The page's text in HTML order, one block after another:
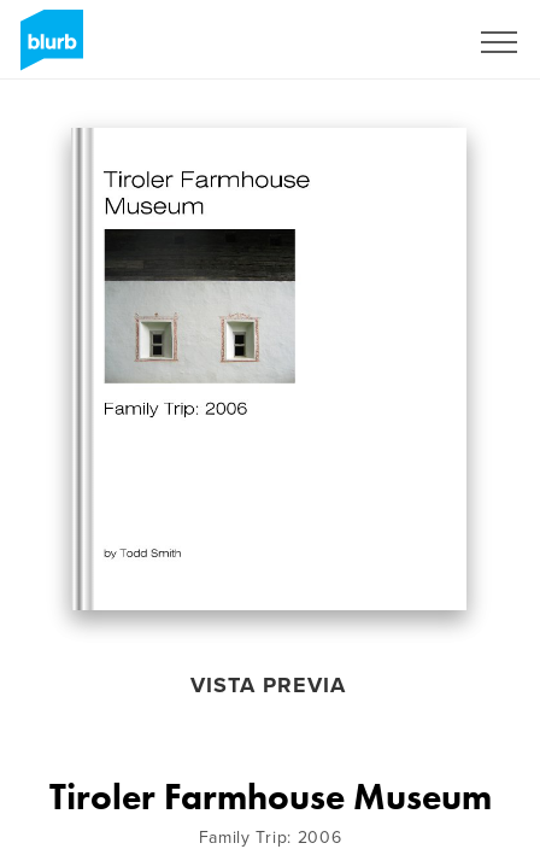
VISTA PREVIA
Tiroler Farmhouse Museum
Family Trip: 2006